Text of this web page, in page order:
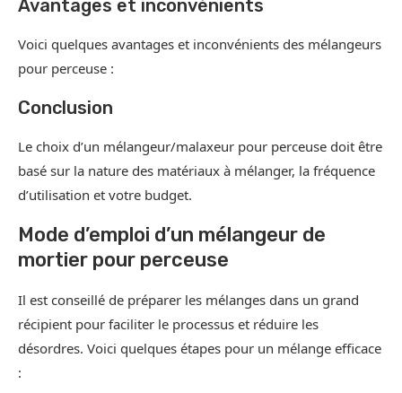
Avantages et inconvénients
Voici quelques avantages et inconvénients des mélangeurs
pour perceuse :
Conclusion
Le choix d’un mélangeur/malaxeur pour perceuse doit être
basé sur la nature des matériaux à mélanger, la fréquence
d’utilisation et votre budget.
Mode d’emploi d’un mélangeur de
mortier pour perceuse
Il est conseillé de préparer les mélanges dans un grand
récipient pour faciliter le processus et réduire les
désordres. Voici quelques étapes pour un mélange efficace
: